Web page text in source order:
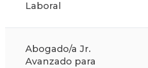
Laboral
Abogado/a Jr.
Avanzado para